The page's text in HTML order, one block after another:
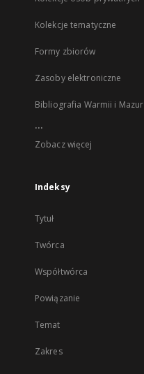
Kolekcje tematyczne
Formy zbiorów
Zasoby elektroniczne
Bibliografia Warmii i Mazur
...
Zobacz więcej
Indeksy
Tytuł
Twórca
Współtwórca
Powiązanie
Temat
Zakres